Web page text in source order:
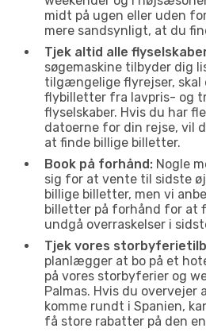
midt på ugen eller uden
mere sandsynligt, at du
Tjek altid alle
søgemaskine tilbyder dig
tilgængelige flyrejser, skal
flybilletter fra lavpris- og
flyselskaber. Hvis du har
datoerne for din rejse, vil
at finde billige billetter.
Book på forhånd: Nogle
sig for at vente til sidste
billige billetter, men vi
billetter på forhånd for at
undgå overraskelser i
Tjek vores
planlægger at bo på et
på vores storbyferier og
Palmas. Hvis du overvejer
komme rundt i Spanien,
få store rabatter på den